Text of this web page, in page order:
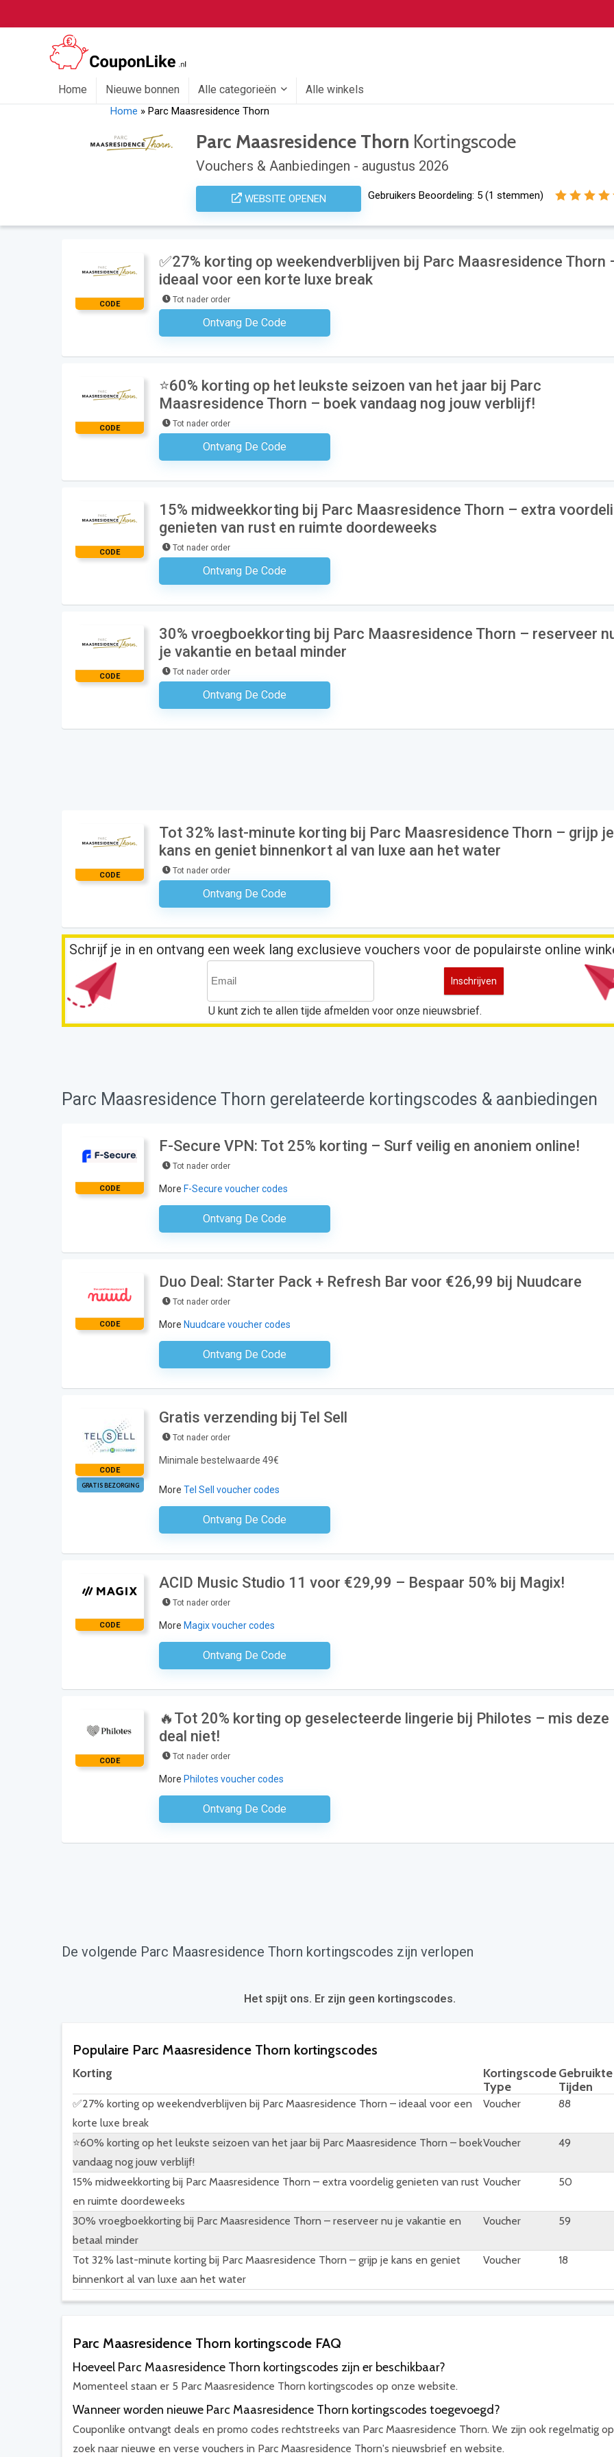
Home Nieuwe bonnen Alle categorieën Alle winkels
Home »Parc Maasresidence Thorn
Parc Maasresidence Thorn Kortingscode
Vouchers & Aanbiedingen - augustus 2026
WEBSITE OPENEN Gebruikers Beoordeling: 5 (1 stemmen)
CODE
✅27% korting op weekendverblijven bij Parc Maasresidence Thorn
ideaal voor een korte luxe break
Tot nader order
Ontvang De CodeGeen Code Nodig
CODE
⭐60% korting op het leukste seizoen van het jaar bij Parc
Maasresidence Thorn – boek vandaag nog jouw verblijf!
Tot nader order
Ontvang De CodeGeen Code Nodig
CODE
15% midweekkorting bij Parc Maasresidence Thorn – extra
genieten van rust en ruimte doordeweeks
Tot nader order
Ontvang De CodeGeen Code Nodig
CODE
30% vroegboekkorting bij Parc Maasresidence Thorn – reserveer
je vakantie en betaal minder
Tot nader order
Ontvang De CodeGeen Code Nodig
CODE
Tot 32% last-minute korting bij Parc Maasresidence Thorn – grijp je
kans en geniet binnenkort al van luxe aan het water
Tot nader order
Ontvang De CodeGeen Code Nodig
Schrijf je in en ontvang een week lang exclusieve vouchers voor de populairste online
U kunt zich te allen tijde afmelden voor onze nieuwsbrief.
Parc Maasresidence Thorn gerelateerde kortingscodes & aanbiedingen
CODE
F-Secure VPN: Tot 25% korting – Surf veilig en anoniem online!
Tot nader order
More F-Secure voucher codes
Ontvang De CodeGeen Code Nodig
CODE
Duo Deal: Starter Pack + Refresh Bar voor €26,99 bij Nuudcare
Tot nader order
More Nuudcare voucher codes
Ontvang De CodeGeen Code Nodig
CODE
GRATIS BEZORGING
Gratis verzending bij Tel Sell
Tot nader order
Minimale bestelwaarde 49€
More Tel Sell voucher codes
Ontvang De CodeGeen Code Nodig
CODE
ACID Music Studio 11 voor €29,99 – Bespaar 50% bij Magix!
Tot nader order
More Magix voucher codes
Ontvang De CodeGeen Code Nodig
CODE
🔥Tot 20% korting op geselecteerde lingerie bij Philotes – mis deze
deal niet!
Tot nader order
More Philotes voucher codes
Ontvang De CodeGeen Code Nodig
De volgende Parc Maasresidence Thorn kortingscodes zijn verlopen
Het spijt ons. Er zijn geen kortingscodes.
Populaire Parc Maasresidence Thorn kortingscodes
Korting
Kortingscode
Type
Gebruikte
Tijden
✅27% korting op weekendverblijven bij Parc Maasresidence Thorn – ideaal voor een
korte luxe break
Voucher 88
⭐60% korting op het leukste seizoen van het jaar bij Parc Maasresidence Thorn – boek
vandaag nog jouw verblijf!
Voucher 49
15% midweekkorting bij Parc Maasresidence Thorn – extra voordelig genieten van rust
en ruimte doordeweeks
Voucher 50
30% vroegboekkorting bij Parc Maasresidence Thorn – reserveer nu je vakantie en
betaal minder
Voucher 59
Tot 32% last-minute korting bij Parc Maasresidence Thorn – grijp je kans en geniet
binnenkort al van luxe aan het water
Voucher 18
Parc Maasresidence Thorn kortingscode FAQ
Hoeveel Parc Maasresidence Thorn kortingscodes zijn er beschikbaar?
Momenteel staan er 5 Parc Maasresidence Thorn kortingscodes op onze website.
Wanneer worden nieuwe Parc Maasresidence Thorn kortingscodes toegevoegd?
Couponlike ontvangt deals en promo codes rechtstreeks van Parc Maasresidence Thorn. We zijn ook regelmatig op
zoek naar nieuwe en verse vouchers in Parc Maasresidence Thorn's nieuwsbrief en website.